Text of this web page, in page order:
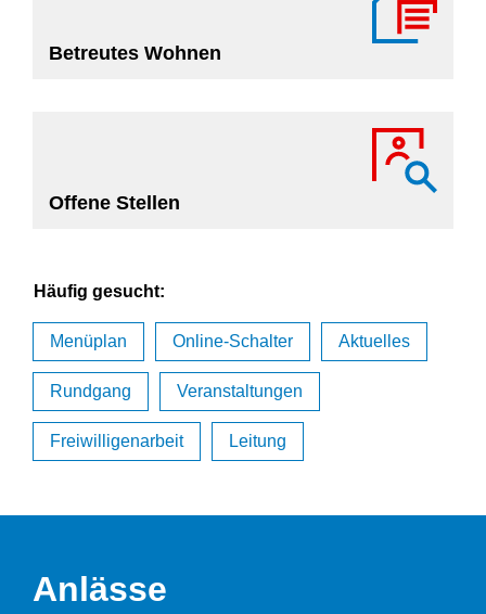
Betreutes Wohnen
Offene Stellen
Direktzugriffe
Häufig gesucht:
Menüplan Online-Schalter Aktuelles
Rundgang Veranstaltungen
Freiwilligenarbeit Leitung
Anlässe